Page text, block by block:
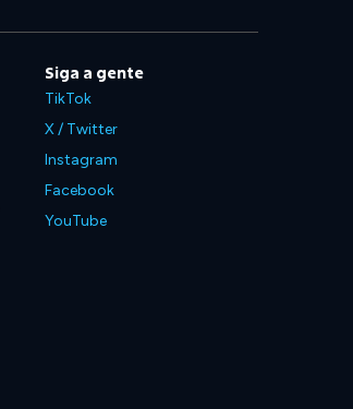
Siga a gente
TikTok
X / Twitter
Instagram
Facebook
YouTube